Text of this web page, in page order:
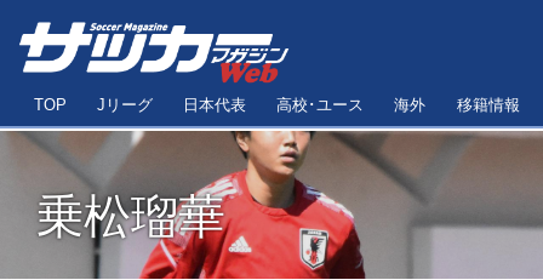
TOP Jリーグ 日本代表 高校･ユース 海外 移籍情報
乗松瑠華